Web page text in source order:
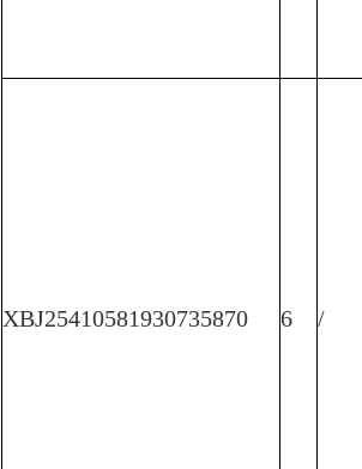
XBJ25410581930735870 6 /